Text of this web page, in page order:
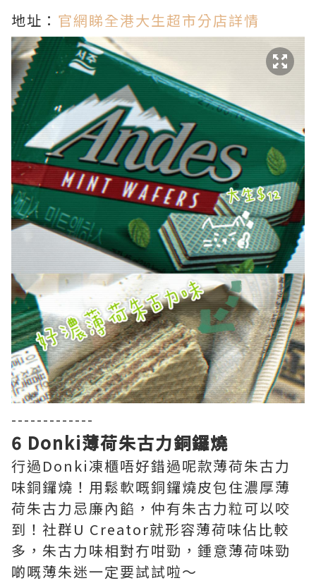
地址： 官網睇全港大生超市分店詳情
-------------
6 Donki薄荷朱古力銅鑼燒
行過Donki凍櫃唔好錯過呢款薄荷朱古力
味銅鑼燒！用鬆軟嘅銅鑼燒皮包住濃厚薄
荷朱古力忌廉內餡，仲有朱古力粒可以咬
到！社群U Creator就形容薄荷味佔比較
多，朱古力味相對冇咁勁，鍾意薄荷味勁
啲嘅薄朱迷一定要試試啦～